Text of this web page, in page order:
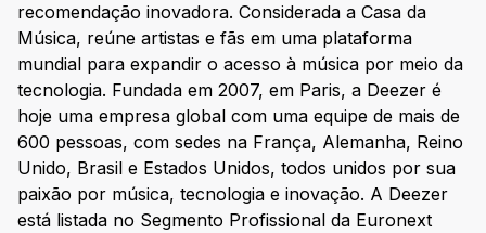
recomendação inovadora. Considerada a Casa da
Música, reúne artistas e fãs em uma plataforma
mundial para expandir o acesso à música por meio da
tecnologia. Fundada em 2007, em Paris, a Deezer é
hoje uma empresa global com uma equipe de mais de
600 pessoas, com sedes na França, Alemanha, Reino
Unido, Brasil e Estados Unidos, todos unidos por sua
paixão por música, tecnologia e inovação. A Deezer
está listada no Segmento Profissional da Euronext